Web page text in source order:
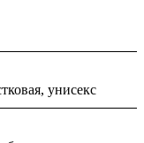
унисекс